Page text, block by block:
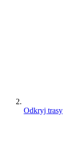
Odkryj trasy